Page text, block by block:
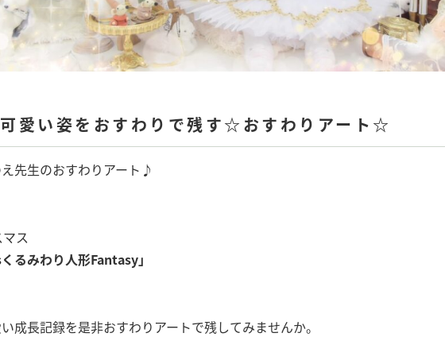
愛い姿をおすわりで残す☆おすわりアート☆
先生のおすわりアート♪
ス
るみわり人形Fantasy」
成長記録を是非おすわりアートで残してみませんか。